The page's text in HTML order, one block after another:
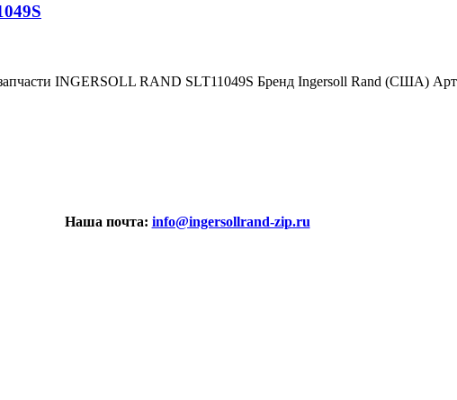
INGERSOLL RAND SLT11049S Бренд Ingersoll Rand (США)
Наша почта: info@ingersollrand-zip.ru